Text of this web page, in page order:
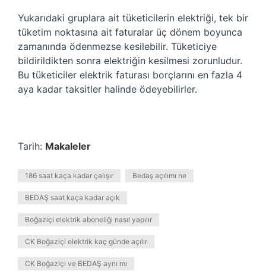
Yukarıdaki gruplara ait tüketicilerin elektriği, tek bir
tüketim noktasına ait faturalar üç dönem boyunca
zamanında ödenmezse kesilebilir. Tüketiciye
bildirildikten sonra elektriğin kesilmesi zorunludur.
Bu tüketiciler elektrik faturası borçlarını en fazla 4
aya kadar taksitler halinde ödeyebilirler.
Tarih: Makaleler
186 saat kaça kadar çalışır Bedaş açılımı ne
BEDAŞ saat kaça kadar açık
Boğaziçi elektrik aboneliği nasıl yapılır
CK Boğaziçi elektrik kaç günde açılır
CK Boğaziçi ve BEDAŞ aynı mı